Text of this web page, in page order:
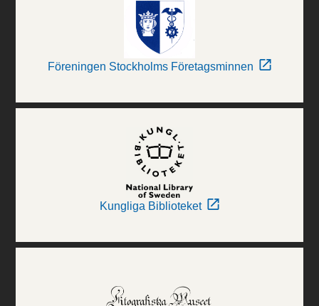
Föreningen Stockholms Företagsminnen
Kungliga Biblioteket